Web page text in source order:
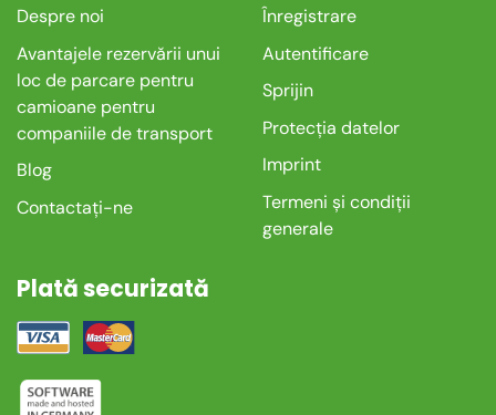
Despre noi
Avantajele rezervării unui
loc de parcare pentru
camioane pentru
companiile de transport
Blog
Contactați-ne
Înregistrare
Autentificare
Sprijin
Protecția datelor
Imprint
Termeni și condiții
generale
Plată securizată